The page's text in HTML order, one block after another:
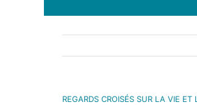
REGARDS CROISÉS SUR LA VIE